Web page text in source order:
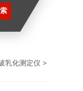
乳化测定仪 >